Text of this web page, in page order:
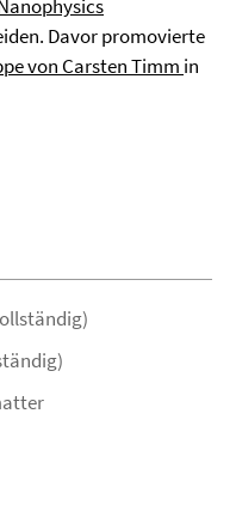
Nanophysics
Davor promovierte
von Carsten Timm in